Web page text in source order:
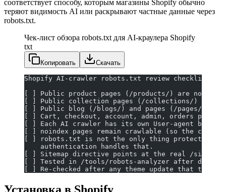
соответствует способу, которым магазины Shopify обычно
теряют видимость AI или раскрывают частные данные через
robots.txt.
Чек-лист обзора robots.txt для AI-краулера Shopify
txt
Копировать Скачать
Shopify AI-crawler robots.txt review checklist
[ ] Public product pages (/products/) are not
[ ] Public collection pages (/collections/) are
[ ] Public blog (/blogs/) and pages (/pages/)
[ ] Cart, checkout, account, admin, orders paths
[ ] Each AI crawler has its own User-agent block
[ ] noindex pages remain crawlable (so the
[ ] robots.txt is not the only thing protecting
    authentication handles that.
[ ] Sitemap directive points at the real /
[ ] Tested in /tools/robots-analyzer after
[ ] Re-checked after any theme update that